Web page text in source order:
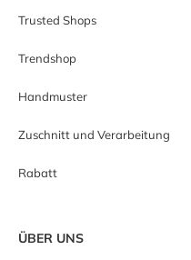
Trusted Shops
Trendshop
Handmuster
Zuschnitt und Verarbeitung
Rabatt
ÜBER UNS